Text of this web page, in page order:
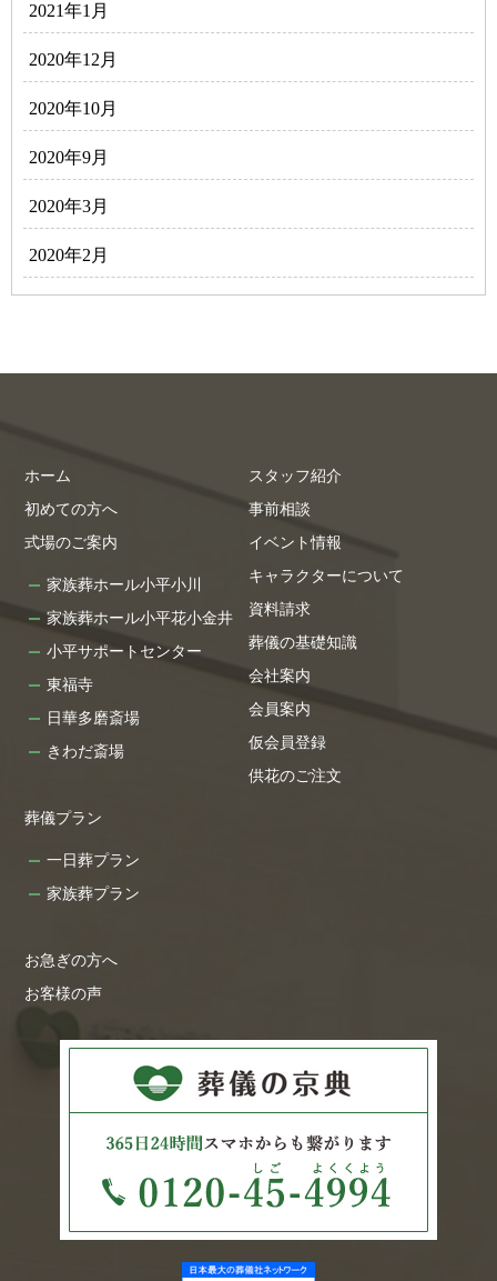
2021年1月
2020年12月
2020年10月
2020年9月
2020年3月
2020年2月
ホーム
初めての方へ
式場のご案内
家族葬ホール小平小川
家族葬ホール小平花小金井
小平サポートセンター
東福寺
日華多磨斎場
きわだ斎場
葬儀プラン
一日葬プラン
家族葬プラン
お急ぎの方へ
お客様の声
スタッフ紹介
事前相談
イベント情報
キャラクターについて
資料請求
葬儀の基礎知識
会社案内
会員案内
仮会員登録
供花のご注文